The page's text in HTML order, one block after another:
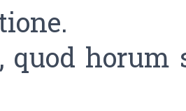
, quod horum